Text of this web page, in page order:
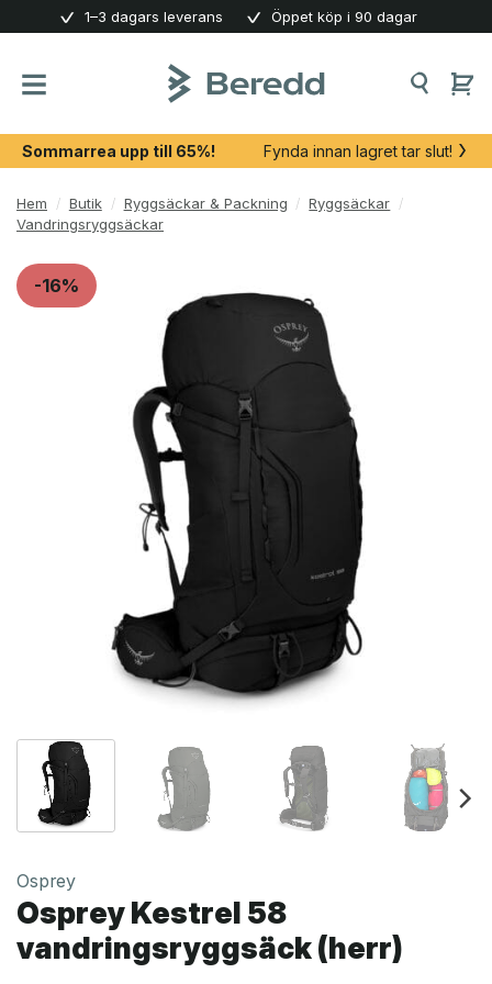
content
1–3 dagars leverans Öppet köp i 90 dagar
Sommarrea upp till 65%! Fynda innan lagret tar slut!
Hem / Butik / Ryggsäckar & Packning / Ryggsäckar /
Vandringsryggsäckar
-16%
Osprey
Osprey Kestrel 58
vandringsryggsäck (herr)